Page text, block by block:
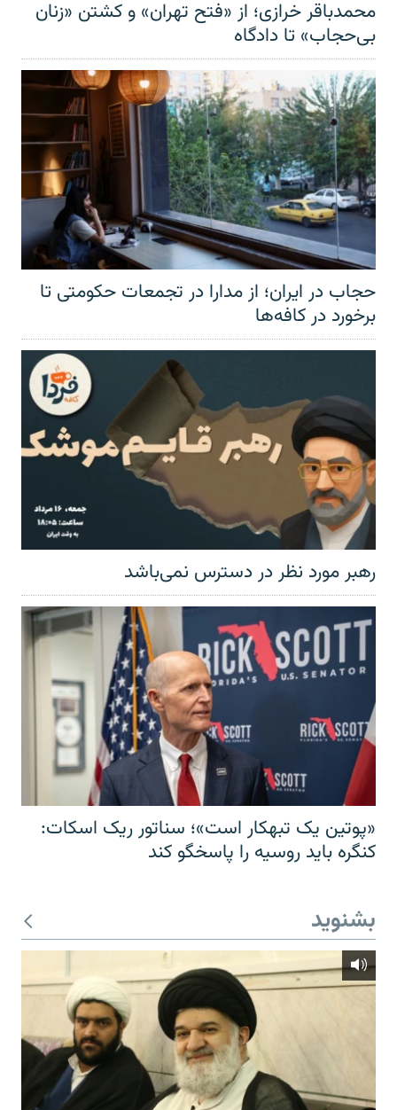
محمدباقر خرازی؛ از «فتح تهران» و کشتن «زنان
بی‌حجاب» تا دادگاه
حجاب در ایران؛ از مدارا در تجمعات حکومتی تا
برخورد در کافه‌ها
رهبر مورد نظر در دسترس نمی‌باشد
«پوتین یک تبهکار است»؛ سناتور ریک اسکات:
کنگره باید روسیه را پاسخگو کند
بشنوید